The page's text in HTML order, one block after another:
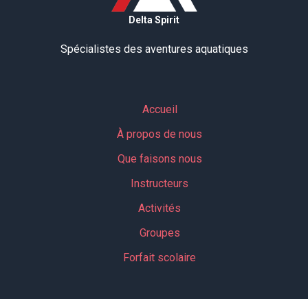
Delta Spirit
Spécialistes des aventures aquatiques
Accueil
À propos de nous
Que faisons nous
Instructeurs
Activités
Groupes
Forfait scolaire